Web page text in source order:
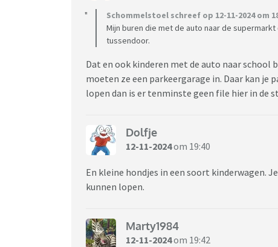
Schommelstoel schreef op 12-11-2024 om
Mijn buren die met de auto naar de
tussendoor.
Dat en ook kinderen met de auto naar school
moeten ze een parkeergarage in. Daar kan je
lopen dan is er tenminste geen file hier in de
Dolfje
12-11-2024om 19:40
En kleine hondjes in een soort kinderwagen.
kunnen lopen.
Marty1984
12-11-2024om 19:42